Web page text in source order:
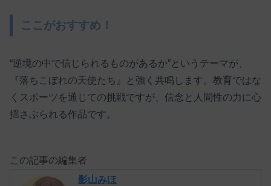
ここがおすすめ！
“逆境の中で信じられるものがあるか”というテーマが、
『落ちこぼれの天使たち』と強く共鳴します。教育ではな
くスポーツを通じての挑戦ですが、信念と人間性の力に心
揺さぶられる作品です。
この記事の編集者
影山みほ